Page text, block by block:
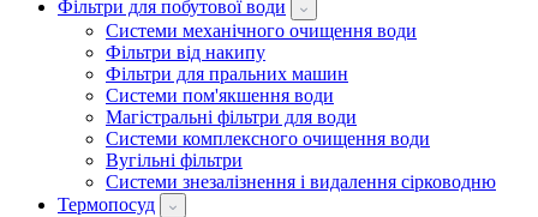
Фільтри для побутової води
Системи механічного очищення води
Фільтри від накипу
Фільтри для пральних машин
Системи пом'якшення води
Магістральні фільтри для води
Системи комплексного очищення води
Вугільні фільтри
Системи знезалізнення і видалення сірководню
Термопосуд